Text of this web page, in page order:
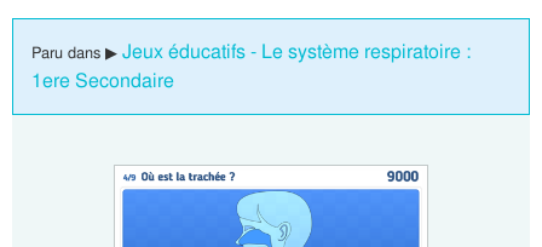
Paru dans ▶ Jeux éducatifs - Le système respiratoire :
1ere Secondaire